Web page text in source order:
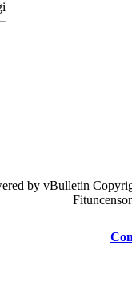
by vBulletin